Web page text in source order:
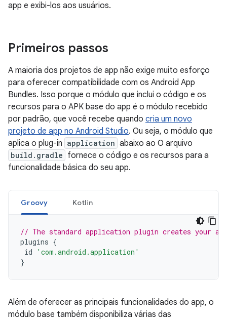
app e exibi-los aos usuários.
Primeiros passos
A maioria dos projetos de app não exige muito esforço
para oferecer compatibilidade com os Android App
Bundles. Isso porque o módulo que inclui o código e os
recursos para o APK base do app é o módulo recebido
por padrão, que você recebe quando cria um novo
projeto de app no Android Studio. Ou seja, o módulo que
aplica o plug-in application abaixo ao O arquivo
build.gradle fornece o código e os recursos para a
funcionalidade básica do seu app.
Groovy Kotlin
// The standard application plugin creates your
plugins {
id
'com.android.application'
}
Além de oferecer as principais funcionalidades do app, o
módulo base também disponibiliza várias das